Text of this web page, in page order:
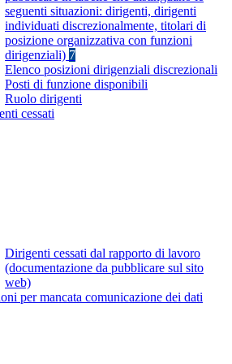
seguenti situazioni: dirigenti, dirigenti
individuati discrezionalmente, titolari di
posizione organizzativa con funzioni
dirigenziali) 7
Elenco posizioni dirigenziali discrezionali
Posti di funzione disponibili
Ruolo dirigenti
cessati
Dirigenti cessati dal rapporto di lavoro
(documentazione da pubblicare sul sito
web)
per mancata comunicazione dei dati